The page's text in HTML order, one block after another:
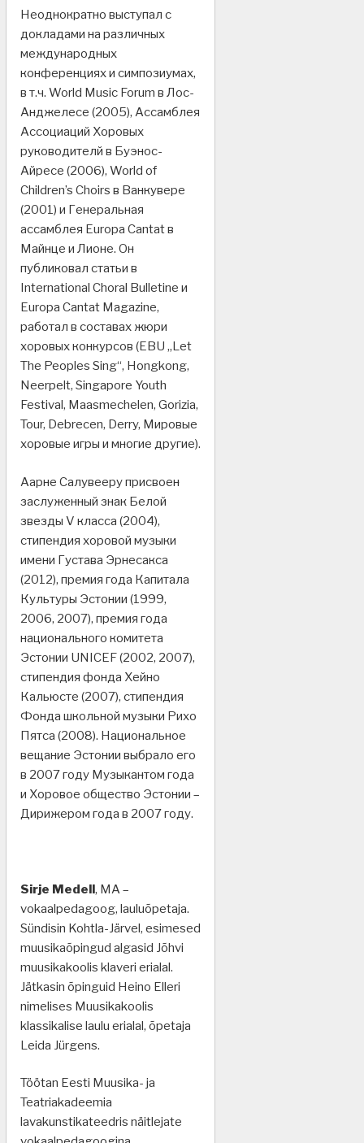
Неоднократно выступал с
докладами на различных
международных
конференциях и симпозиумах,
в т.ч. World Music Forum в Лос-
Анджелесе (2005), Ассамблея
Ассоциаций Хоровых
руководителй в Буэнос-
Айресе (2006), World of
Children’s Choirs в Ванкувере
(2001) и Генеральная
ассамблея Europa Cantat в
Майнце и Лионе. Он
публиковал статьи в
International Choral Bulletine и
Europa Cantat Magazine,
работал в составах жюри
хоровых конкурсов (EBU „Let
The Peoples Sing“, Hongkong,
Neerpelt, Singapore Youth
Festival, Maasmechelen, Gorizia,
Tour, Debrecen, Derry, Мировые
хоровые игры и многие другие).
Аарне Салувееру присвоен
заслуженный знак Белой
звезды V класса (2004),
стипендия хоровой музыки
имени Густава Эрнесакса
(2012), премия года Капитала
Культуры Эстонии (1999,
2006, 2007), премия года
национального комитета
Эстонии UNICEF (2002, 2007),
стипендия фонда Хейно
Кальюсте (2007), стипендия
Фонда школьной музыки Рихо
Пятса (2008). Национальное
вещание Эстонии выбрало его
в 2007 году Музыкантом года
и Хоровое общество Эстонии –
Дирижером года в 2007 году.
Sirje Medell, MA –
vokaalpedagoog, lauluõpetaja.
Sündisin Kohtla-Järvel, esimesed
muusikaõpingud algasid Jõhvi
muusikakoolis klaveri erialal.
Jätkasin õpinguid Heino Elleri
nimelises Muusikakoolis
klassikalise laulu erialal, õpetaja
Leida Jürgens.
Töötan Eesti Muusika- ja
Teatriakadeemia
lavakunstikateedris näitlejate